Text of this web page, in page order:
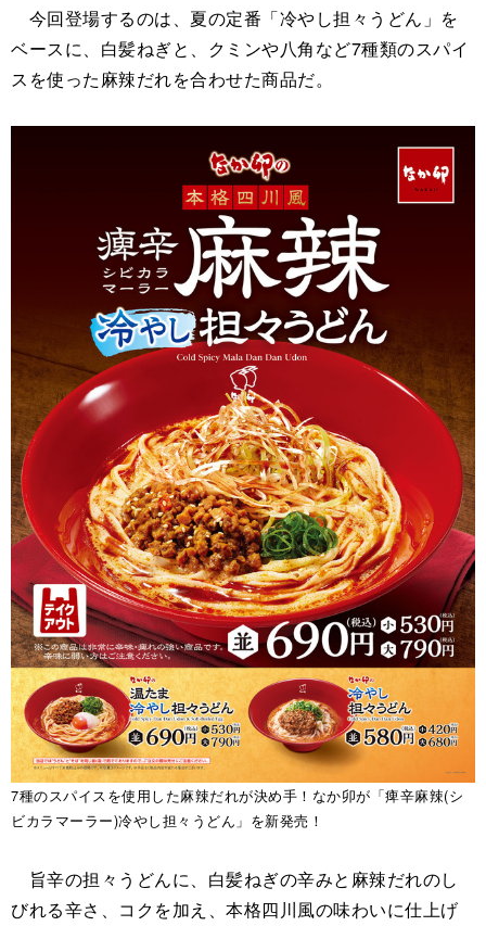
今回登場するのは、夏の定番「冷やし担々うどん」を
ベースに、白髪ねぎと、クミンや八角など7種類のスパイ
スを使った麻辣だれを合わせた商品だ。
7種のスパイスを使用した麻辣だれが決め手！なか卯が「痺辛麻辣(シ
ビカラマーラー)冷やし担々うどん」を新発売！
旨辛の担々うどんに、白髪ねぎの辛みと麻辣だれのし
びれる辛さ、コクを加え、本格四川風の味わいに仕上げ